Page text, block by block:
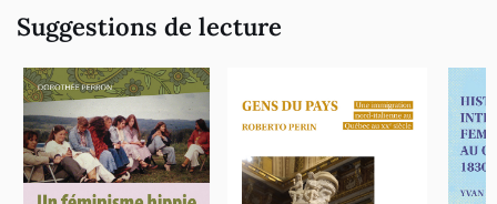
Suggestions de lecture